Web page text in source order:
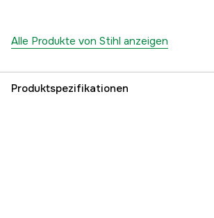
Alle Produkte von Stihl anzeigen
Produktspezifikationen